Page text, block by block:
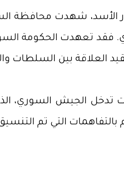
الأسد، شهدت محافظة
تعهدت الحكومة
العلاقة بين
تدخل الجيش السوري،
بالتفاهمات التي تم